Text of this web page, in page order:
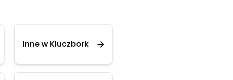
Inne w Kluczbork